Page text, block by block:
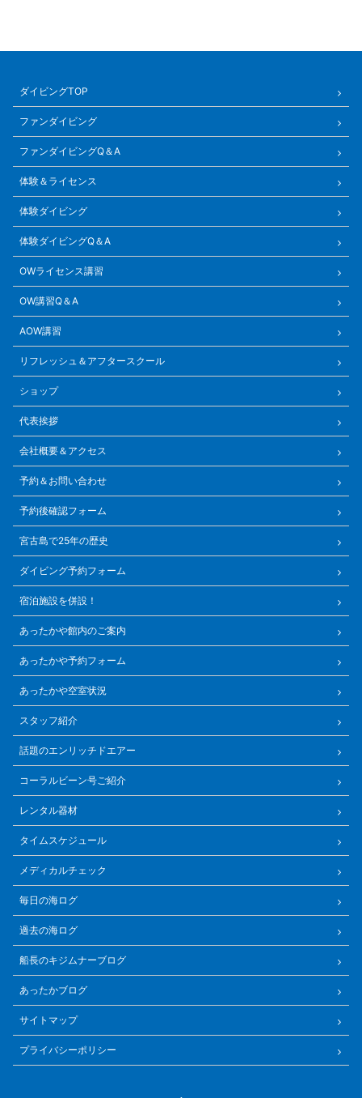
ダイビングTOP
ファンダイビング
ファンダイビングQ＆A
体験＆ライセンス
体験ダイビング
体験ダイビングQ＆A
OWライセンス講習
OW講習Q＆A
AOW講習
リフレッシュ＆アフタースクール
ショップ
代表挨拶
会社概要＆アクセス
予約＆お問い合わせ
予約後確認フォーム
宮古島で25年の歴史
ダイビング予約フォーム
宿泊施設を併設！
あったかや館内のご案内
あったかや予約フォーム
あったかや空室状況
スタッフ紹介
話題のエンリッチドエアー
コーラルビーン号ご紹介
レンタル器材
タイムスケジュール
メディカルチェック
毎日の海ログ
過去の海ログ
船長のキジムナーブログ
あったかブログ
サイトマップ
プライバシーポリシー